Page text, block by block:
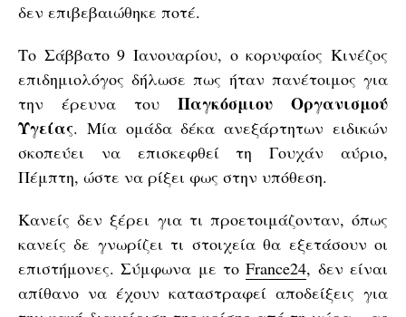
δεν επιβεβαιώθηκε ποτέ.
Το Σάββατο 9 Ιανουαρίου, ο κορυφαίος Κινέζος
επιδημιολόγος δήλωσε πως ήταν πανέτοιμος για
την έρευνα του Παγκόσμιου Οργανισμού
Υγείας. Μία ομάδα δέκα ανεξάρτητων ειδικών
σκοπεύει να επισκεφθεί τη Γουχάν αύριο,
Πέμπτη, ώστε να ρίξει φως στην υπόθεση.
Κανείς δεν ξέρει για τι προετοιμάζονταν, όπως
κανείς δε γνωρίζει τι στοιχεία θα εξετάσουν οι
επιστήμονες. Σύμφωνα με τοFrance24, δεν είναι
απίθανο να έχουν καταστραφεί αποδείξεις για